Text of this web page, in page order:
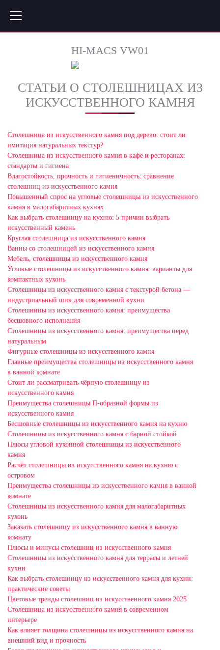
HI-MACS VW01
СТАТЬИ О СТОЛЕШНИЦАХ ИЗ
ИСКУССТВЕННОГО КАМНЯ
Столешница из искусственного камня под дерево: стоит ли
имитация натуральных текстур?
Столешница из искусственного камня в кафе и ресторанах:
стандарты и гигиена
Влагостойкость, прочность и гигиеничность: сравнение
столешниц из искусственного камня
Повышенный спрос на угловые столешницы из искусственного
камня в малогабаритных кухнях
Как выбрать столешницу на кухню: 5 причин выбрать
искусственный камень
Круглая столешница из искусственного камня
Ванны со столешницей из искусственного камня
Мебель, столешницы из искусственного камня
Угловые столешницы из искусственного камня: варианты для
компактных кухонь
Столешницы из искусственного камня с текстурой бетона —
индустриальный шик для современной кухни
Столешницы из искусственного камня: преимущества
бесшовного исполнения
Столешницы из искусственного камня: преимущества перед
натуральным
Фигурные столешницы из искусственного камня
Главные преимущества столешницы из искусственного камня
в ванной комнате
Стоит ли рассматривать чёрную столешницу из
искусственного камня
Преимущества столешницы П-образной формы из
искусственного камня
Бесшовные столешницы из искусственного камня на кухню
Столешницы из искусственного камня с барной стойкой
Плюсы угловой кухонной столешницы из искусственного
камня
Расчёт столешницы из искусственного камня на кухню с
островом
Преимущества столешницы из искусственного камня в ванной
комнате
Столешницы из искусственного камня для малогабаритных
кухонь
Заказать столешницу из искусственного камня в ванную
комнату
Плюсы и минусы столешниц из искусственного камня
Столешницы из искусственного камня для террасы и летней
кухни
Как выбрать столешницу из искусственного камня для кухни:
практические советы
Цветовые тренды столешниц из искусственного камня 2025
Столешница из искусственного камня в современном
интерьере
Как влияет толщина столешницы из искусственного камня на
внешний вид и прочность